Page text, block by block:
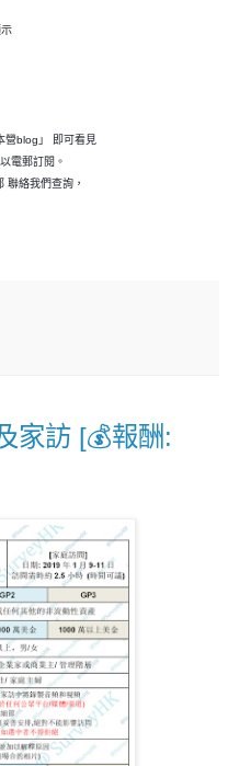
營blog」 即可看見
電郵訂閱。
絡我們查詢，
家訪 [💰報酬: